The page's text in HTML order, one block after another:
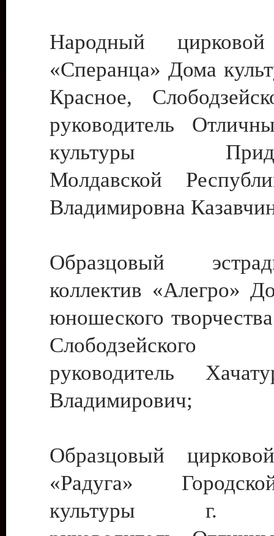
Народный цирковой
«Сперанца» Дома
Красное,
руководитель
культуры
Молдавской
Владимировна
Образцовый
коллектив «Алегро»
юношеского
руководитель
Владимирович;
Образцовый
«Радуга»
культуры г.